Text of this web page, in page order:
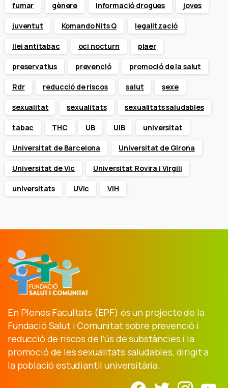
fumar gènere informació drogues joves
juventut Komando Nits Q legalització
llei antitabac oci nocturn plaer
preservatius prevenció promoció de la salut
Rdr reducció de riscos salut sexe
sexualitat sexualitats sexualitats saludables
tabac THC UB UIB universitat
Universitat de Barcelona Universitat de Girona
Universitat de Vic Universitat Rovira i Virgili
universitats UVic VIH
En Plenes Facultats (EPF) és un projecte de la
Fundació Salut i Comunitat sobre prevenció i
reducció de riscos de l’ús de substàncies i la
promoció de les sexualitats saludables, dirigit a
la població estudiantil universitària.